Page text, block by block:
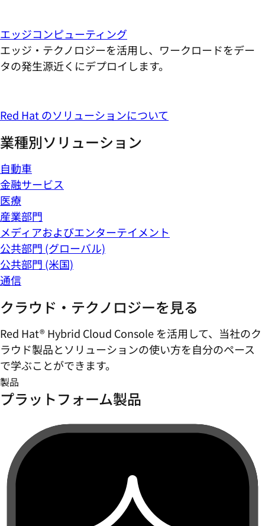
エッジコンピューティング
エッジ・テクノロジーを活用し、ワークロードをデー
タの発生源近くにデプロイします。
Red Hat のソリューションについて
業種別ソリューション
自動車
金融サービス
医療
産業部門
メディアおよびエンターテイメント
公共部門 (グローバル)
公共部門 (米国)
通信
クラウド・テクノロジーを見る
Red Hat® Hybrid Cloud Console を活用して、当社のク
ラウド製品とソリューションの使い方を自分のペース
で学ぶことができます。
製品
プラットフォーム製品